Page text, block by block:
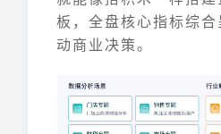
板，全盘核心指标综
动商业决策。